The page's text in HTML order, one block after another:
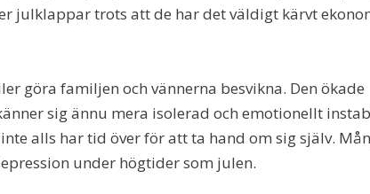
julklappar trots att de har det väldigt kärvt
göra familjen och vännerna besvikna. Den ökade
sig ännu mera isolerad och emotionellt
alls har tid över för att ta hand om sig själv.
under högtider som julen.